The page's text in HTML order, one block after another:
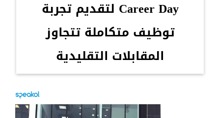
Career Day لتقديم تجربة
توظيف متكاملة تتجاوز
المقابلات التقليدية